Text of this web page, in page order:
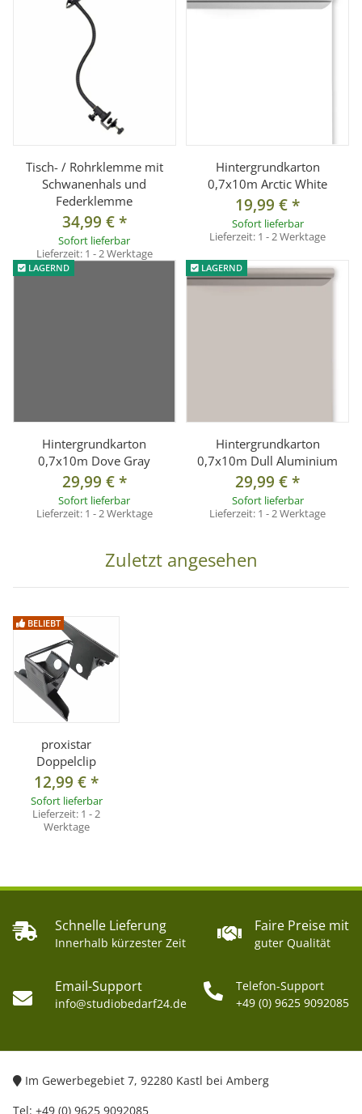
Tisch- / Rohrklemme mit
Schwanenhals und
Federklemme
34,99 €*
Sofort lieferbar
Lieferzeit: 1 - 2 Werktage
Hintergrundkarton
0,7x10m Arctic White
19,99 €*
Sofort lieferbar
Lieferzeit: 1 - 2 Werktage
LAGERND
Hintergrundkarton
0,7x10m Dove Gray
29,99 €*
Sofort lieferbar
Lieferzeit: 1 - 2 Werktage
LAGERND
Hintergrundkarton
0,7x10m Dull Aluminium
29,99 €*
Sofort lieferbar
Lieferzeit: 1 - 2 Werktage
Zuletzt angesehen
BELIEBT
proxistar
Doppelclip
12,99 €*
Sofort lieferbar
Lieferzeit: 1 - 2
Werktage
Schnelle Lieferung
Innerhalb kürzester Zeit
Faire Preise mit
guter Qualität
Email-Support
info@studiobedarf24.de
Telefon-Support
+49 (0) 9625 9092085
Im Gewerbegebiet 7, 92280 Kastl bei Amberg
Tel: +49 (0) 9625 9092085